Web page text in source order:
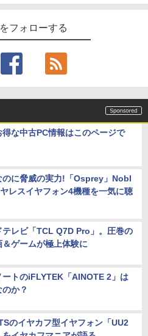
フォローする
な中古PC情報はこのページで
のに脅威の実力!「Osprey」Nobl
レスイヤフォン4機種を一気に聴
テレビ「TCL Q7D Pro」。圧巻の
ゲームが極上体験に
トのiFLYTEK「AINOTE 2」は
か？
のイヤカフ型イヤフォン「UU2